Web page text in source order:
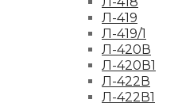
Л-419
Л-419/1
Л-420В
Л-420В1
Л-422В
Л-422В1